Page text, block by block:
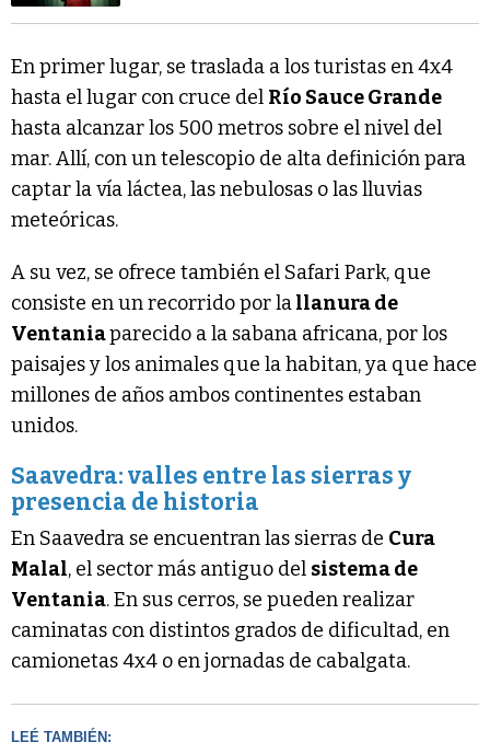
En primer lugar, se traslada a los turistas en 4x4
hasta el lugar con cruce del Río Sauce Grande
hasta alcanzar los 500 metros sobre el nivel del
mar. Allí, con un telescopio de alta definición para
captar la vía láctea, las nebulosas o las lluvias
meteóricas.
A su vez, se ofrece también el Safari Park, que
consiste en un recorrido por lallanura de
Ventaniaparecido a la sabana africana, por los
paisajes y los animales que la habitan, ya que hace
millones de años ambos continentes estaban
unidos.
Saavedra: valles entre las sierras y
presencia de historia
En Saavedra se encuentran las sierras de Cura
Malal, el sector más antiguo del sistema de
Ventania. En sus cerros, se pueden realizar
caminatas con distintos grados de dificultad, en
camionetas 4x4 o en jornadas de cabalgata.
LEÉ TAMBIÉN: